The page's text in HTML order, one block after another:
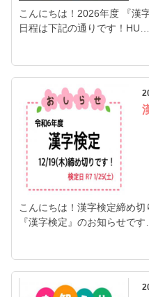
こんにちは！2026年度 『漢
日程は下記の通りです！HU…
こんにちは！漢字検定締め
『漢字検定』のお知らせで